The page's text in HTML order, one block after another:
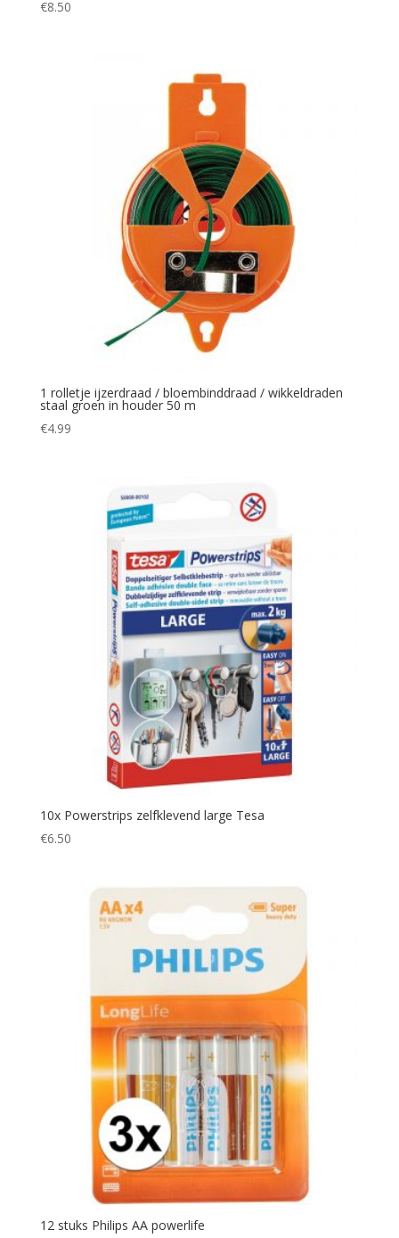
€8.50
1 rolletje ijzerdraad / bloembinddraad / wikkeldraden
staal groen in houder 50 m
€4.99
10x Powerstrips zelfklevend large Tesa
€6.50
12 stuks Philips AA powerlife